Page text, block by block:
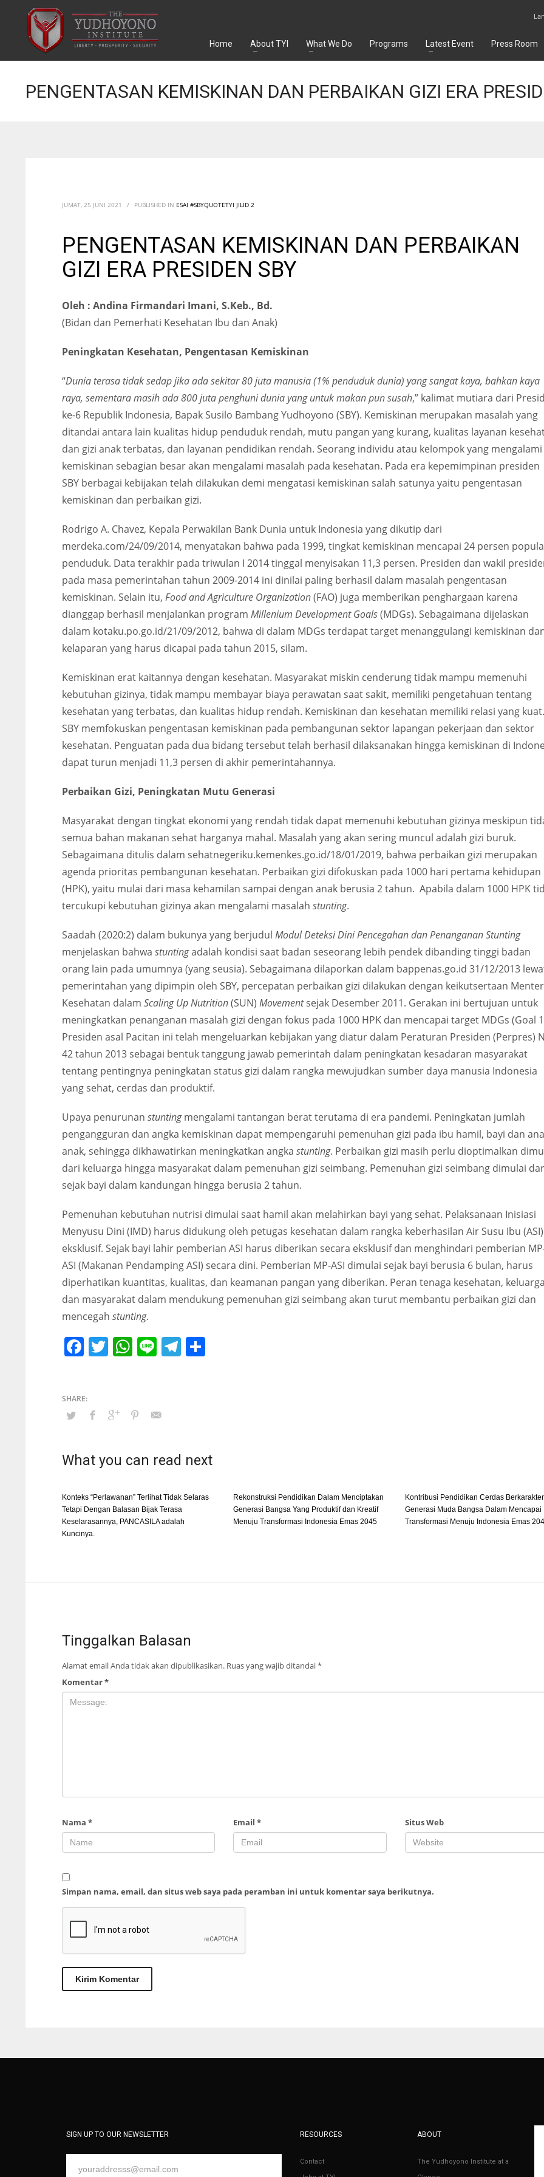
Home About TYI What We Do Programs Latest Event Press Room
PENGENTASAN KEMISKINAN DAN PERBAIKAN GIZI ERA
JUMAT, 25 JUNI 2021 / PUBLISHED IN ESAI #SBYQUOTETYI JILID 2
PENGENTASAN KEMISKINAN DAN PERBAIKAN
GIZI ERA PRESIDEN SBY
Oleh : Andina Firmandari Imani, S.Keb., Bd.
(Bidan dan Pemerhati Kesehatan Ibu dan Anak)
Peningkatan Kesehatan, Pengentasan Kemiskinan
“Dunia terasa tidak sedap jika ada sekitar 80 juta manusia (1% penduduk dunia) yang sangat kaya, bahkan kaya
raya, sementara masih ada 800 juta penghuni dunia yang untuk makan pun susah,” kalimat mutiara dari
ke-6 Republik Indonesia, Bapak Susilo Bambang Yudhoyono (SBY). Kemiskinan merupakan masalah yang
ditandai antara lain kualitas hidup penduduk rendah, mutu pangan yang kurang, kualitas layanan
dan gizi anak terbatas, dan layanan pendidikan rendah. Seorang individu atau kelompok yang mengalami
kemiskinan sebagian besar akan mengalami masalah pada kesehatan. Pada era kepemimpinan presiden
SBY berbagai kebijakan telah dilakukan demi mengatasi kemiskinan salah satunya yaitu pengentasan
kemiskinan dan perbaikan gizi.
Rodrigo A. Chavez, Kepala Perwakilan Bank Dunia untuk Indonesia yang dikutip dari
merdeka.com/24/09/2014, menyatakan bahwa pada 1999, tingkat kemiskinan mencapai 24 persen
penduduk. Data terakhir pada triwulan I 2014 tinggal menyisakan 11,3 persen. Presiden dan wakil
pada masa pemerintahan tahun 2009-2014 ini dinilai paling berhasil dalam masalah pengentasan
kemiskinan. Selain itu, Food and Agriculture Organization(FAO) juga memberikan penghargaan karena
dianggap berhasil menjalankan program Millenium Development Goals(MDGs). Sebagaimana dijelaskan
dalam kotaku.po.go.id/21/09/2012, bahwa di dalam MDGs terdapat target menanggulangi kemiskinan
kelaparan yang harus dicapai pada tahun 2015, silam.
Kemiskinan erat kaitannya dengan kesehatan. Masyarakat miskin cenderung tidak mampu memenuhi
kebutuhan gizinya, tidak mampu membayar biaya perawatan saat sakit, memiliki pengetahuan tentang
kesehatan yang terbatas, dan kualitas hidup rendah. Kemiskinan dan kesehatan memiliki relasi yang kuat.
SBY memfokuskan pengentasan kemiskinan pada pembangunan sektor lapangan pekerjaan dan sektor
kesehatan. Penguatan pada dua bidang tersebut telah berhasil dilaksanakan hingga kemiskinan di
dapat turun menjadi 11,3 persen di akhir pemerintahannya.
Perbaikan Gizi, Peningkatan Mutu Generasi
Masyarakat dengan tingkat ekonomi yang rendah tidak dapat memenuhi kebutuhan gizinya meskipun
semua bahan makanan sehat harganya mahal. Masalah yang akan sering muncul adalah gizi buruk.
Sebagaimana ditulis dalam sehatnegeriku.kemenkes.go.id/18/01/2019, bahwa perbaikan gizi merupakan
agenda prioritas pembangunan kesehatan. Perbaikan gizi difokuskan pada 1000 hari pertama kehidupan
(HPK), yaitu mulai dari masa kehamilan sampai dengan anak berusia 2 tahun. Apabila dalam 1000 HPK
tercukupi kebutuhan gizinya akan mengalami masalah stunting.
Saadah (2020:2) dalam bukunya yang berjudul Modul Deteksi Dini Pencegahan dan Penanganan Stunting
menjelaskan bahwa stuntingadalah kondisi saat badan seseorang lebih pendek dibanding tinggi badan
orang lain pada umumnya (yang seusia). Sebagaimana dilaporkan dalam bappenas.go.id 31/12/2013
pemerintahan yang dipimpin oleh SBY, percepatan perbaikan gizi dilakukan dengan keikutsertaan
Kesehatan dalam Scaling Up Nutrition(SUN) Movementsejak Desember 2011. Gerakan ini bertujuan untuk
meningkatkan penanganan masalah gizi dengan fokus pada 1000 HPK dan mencapai target MDGs (Goal
Presiden asal Pacitan ini telah mengeluarkan kebijakan yang diatur dalam Peraturan Presiden (Perpres)
42 tahun 2013 sebagai bentuk tanggung jawab pemerintah dalam peningkatan kesadaran masyarakat
tentang pentingnya peningkatan status gizi dalam rangka mewujudkan sumber daya manusia Indonesia
yang sehat, cerdas dan produktif.
Upaya penurunan stuntingmengalami tantangan berat terutama di era pandemi. Peningkatan jumlah
pengangguran dan angka kemiskinan dapat mempengaruhi pemenuhan gizi pada ibu hamil, bayi dan
anak, sehingga dikhawatirkan meningkatkan angka stunting. Perbaikan gizi masih perlu dioptimalkan
dari keluarga hingga masyarakat dalam pemenuhan gizi seimbang. Pemenuhan gizi seimbang dimulai
sejak bayi dalam kandungan hingga berusia 2 tahun.
Pemenuhan kebutuhan nutrisi dimulai saat hamil akan melahirkan bayi yang sehat. Pelaksanaan Inisiasi
Menyusu Dini (IMD) harus didukung oleh petugas kesehatan dalam rangka keberhasilan Air Susu Ibu (ASI)
eksklusif. Sejak bayi lahir pemberian ASI harus diberikan secara eksklusif dan menghindari pemberian
ASI (Makanan Pendamping ASI) secara dini. Pemberian MP-ASI dimulai sejak bayi berusia 6 bulan, harus
diperhatikan kuantitas, kualitas, dan keamanan pangan yang diberikan. Peran tenaga kesehatan,
dan masyarakat dalam mendukung pemenuhan gizi seimbang akan turut membantu perbaikan gizi dan
mencegah stunting.
Facebook
Twitter
WhatsApp
LineTelegram
What you can read next
Konteks “Perlawanan” Terlihat Tidak Selaras
Tetapi Dengan Balasan Bijak Terasa
Keselarasannya, PANCASILA adalah
Kuncinya.
Rekonstruksi Pendidikan Dalam Menciptakan
Generasi Bangsa Yang Produktif dan Kreatif
Menuju Transformasi Indonesia Emas 2045
Kontribusi Pendidikan Cerdas Berkarakter
Generasi Muda Bangsa Dalam Mencapai
Transformasi Menuju Indonesia Emas
Tinggalkan Balasan
Alamat email Anda tidak akan dipublikasikan. Ruas yang wajib ditandai*
Komentar*
Nama * Email* Situs Web
Simpan nama, email, dan situs web saya pada peramban ini untuk komentar saya berikutnya.
SIGN UP TO OUR NEWSLETTER RESOURCES
Contact
ABOUT
The Yudhoyono Institute at a